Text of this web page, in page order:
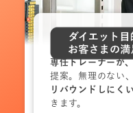
専任トレーナーが
提案。無理のない
リバウンドしにくい
きます。